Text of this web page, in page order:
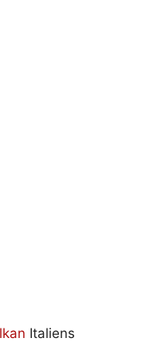
Italiens